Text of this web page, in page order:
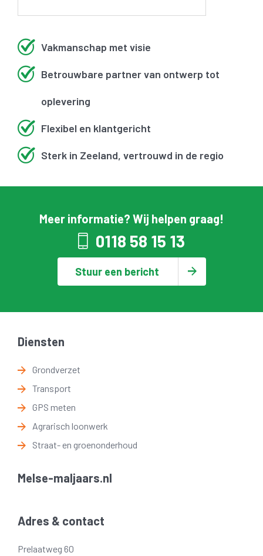
Vakmanschap met visie
Betrouwbare partner van ontwerp tot
oplevering
Flexibel en klantgericht
Sterk in Zeeland, vertrouwd in de regio
Meer informatie? Wij helpen graag!
0118 58 15 13
Stuur een bericht
Diensten
Grondverzet
Transport
GPS meten
Agrarisch loonwerk
Straat- en groenonderhoud
Melse-maljaars.nl
Adres & contact
Prelaatweg 60